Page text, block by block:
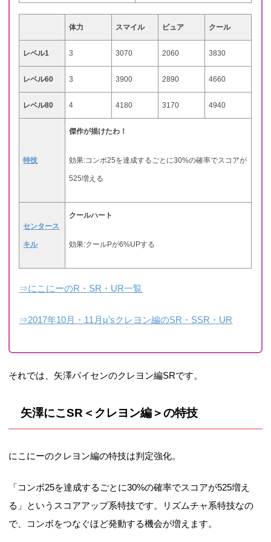
体力 スマイル ピュア クール
レベル1 3 3070 2060 3830
レベル60 3 3900 2890 4660
レベル80 4 4180 3170 4940
特技
傑作が描けたわ！
効果:コンボ25を達成するごとに30%の確率でスコアが
525増える
センタース
キル
クールハート
効果:クールPが6%UPする
⇒にこにーのR・SR・UR一覧
⇒2017年10月・11月μ’sクレヨン編のSR・SSR・UR
それでは、矢澤パイセンのクレヨン編SRです。
矢澤にこSR＜クレヨン編＞の特技
にこにーのクレヨン編の特技は判定強化。
「コンボ25を達成するごとに30%の確率でスコアが525増え
る」というスコアアップ系特技です。リズムチャ系特技なの
で、コンボをつなぐほど発動する機会が増えます。